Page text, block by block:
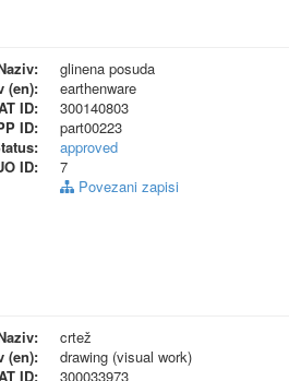
glinena posuda
(en):
earthenware
ID:
300140803
ID:
part00223
approved
ID:
7
Povezani zapisi
crtež
(en):
drawing (visual work)
ID:
300033973